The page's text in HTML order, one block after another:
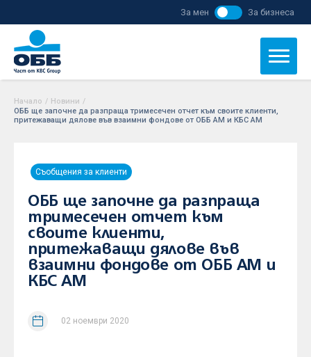
За мен За бизнеса
Начало / Новини /
ОББ ще започне да разпраща тримесечен отчет към своите клиенти,
притежаващи дялове във взаимни фондове от ОББ АМ и КБС АМ
Съобщения за клиенти
ОББ ще започне да разпраща
тримесечен отчет към
своите клиенти,
притежаващи дялове във
взаимни фондове от ОББ АМ и
КБС АМ
02 ноември 2020